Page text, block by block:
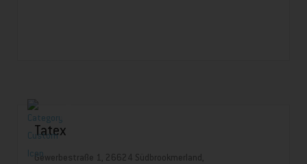
Tatex
Gewerbestraße 1, 26624 Südbrookmerland,